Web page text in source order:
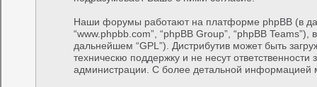
Наши форумы работают на платформе phpBB (в
“www.phpbb.com”, “phpBB Group”, “phpBB
дальнейшем “GPL”). Дистрибутив может быть
техническю поддержку и не несут
администрации. С более детальной информацией